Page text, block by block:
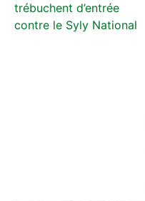
trébuchent d’entrée
contre le Syly National